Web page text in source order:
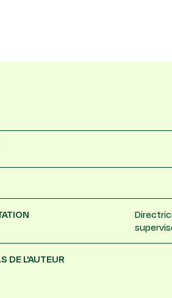
DE L'AUTEUR